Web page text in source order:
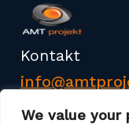
We value your
Kontakt
08 200 75 57